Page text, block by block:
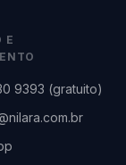
E
9393 (gratuito)